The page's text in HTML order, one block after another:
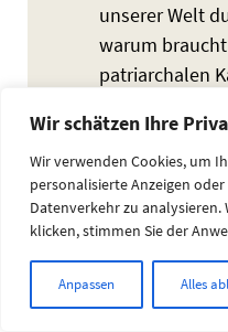
Wir schätzen Ihre
Wir verwenden Cookies, um
personalisierte Anzeigen
Datenverkehr zu analysieren.
klicken, stimmen Sie der
Anpassen Alles
unserer Welt
warum
patriarchalen
und immer
Flucht schafft,
nur
Sehr viel
von Fem FM